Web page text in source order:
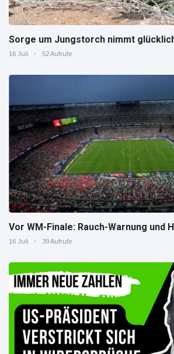
Sorge um Jungstorch nimmt
16 Juli 52 Aufrufe
Vor WM-Finale: Rauch-Warnung und
16 Juli 39 Aufrufe